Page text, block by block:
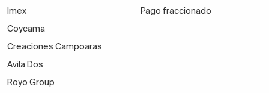
Imex
Coycama
Creaciones Campoaras
Avila Dos
Royo Group
Pago fraccionado